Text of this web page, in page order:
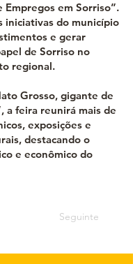
Empregos em Sorriso”.
iniciativas do município
e gerar
de Sorriso no
regional.
Grosso, gigante de
a feira reunirá mais de
exposições e
destacando o
e econômico do
Seguinte